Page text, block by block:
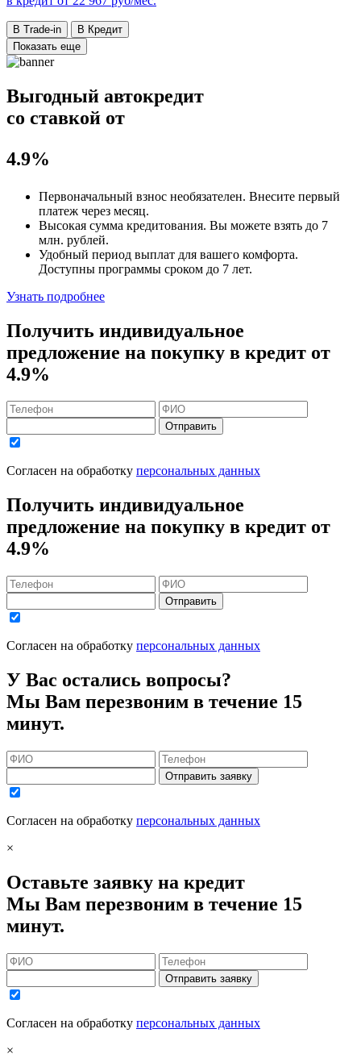
В Trade-in
В Кредит
Показать еще
Выгодный автокредит
со ставкой от
4.9%
Первоначальный взнос необязателен. Внесите первый
платеж через месяц.
Высокая сумма кредитования. Вы можете взять до 7
млн. рублей.
Удобный период выплат для вашего комфорта.
Доступны программы сроком до 7 лет.
Узнать подробнее
Получить индивидуальное
предложение на покупку в кредит от
4.9%
Отправить
Согласен на обработку персональных данных
Получить индивидуальное
предложение на покупку в кредит от
4.9%
Отправить
Согласен на обработку персональных данных
У Вас остались вопросы?
Мы Вам перезвоним в течение 15
минут.
Отправить заявку
Согласен на обработку персональных данных
×
Оставьте заявку на кредит
Мы Вам перезвоним в течение 15
минут.
Отправить заявку
Согласен на обработку персональных данных
×